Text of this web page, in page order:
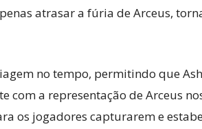
atrasar a fúria de Arceus,
no tempo, permitindo que
a representação de Arceus
os jogadores capturarem e